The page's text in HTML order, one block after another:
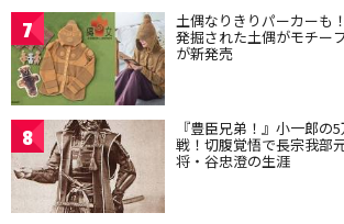
7 土偶なりきりパーカーも
発掘された土偶がモチー
が新発売
8 『豊臣兄弟！』小一郎の
戦！切腹覚悟で長宗我部
将・谷忠澄の生涯